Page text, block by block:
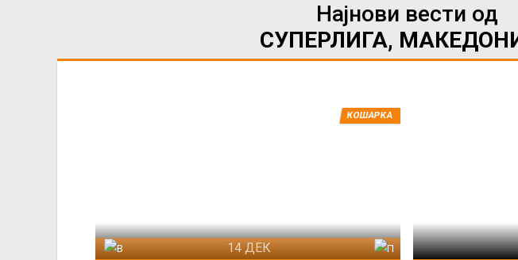
Најнови вести од
СУПЕРЛИГА,
КОШАРКА
14 ДЕК